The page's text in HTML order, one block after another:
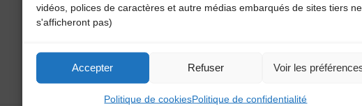
vidéos, polices de caractères et autre médias embarqués de sites tiers ne
s'afficheront pas)
Accepter Refuser Voir les
Politique de cookiesPolitique de confidentialité